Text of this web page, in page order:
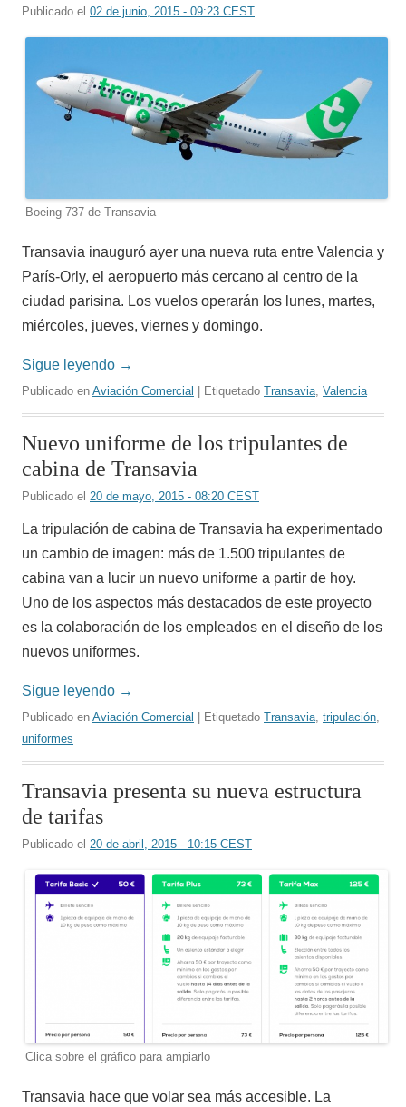
Publicado el 02 de junio, 2015 - 09:23 CEST
Boeing 737 de Transavia
Transavia inauguró ayer una nueva ruta entre Valencia y
París-Orly, el aeropuerto más cercano al centro de la
ciudad parisina. Los vuelos operarán los lunes, martes,
miércoles, jueves, viernes y domingo.
Sigue leyendo →
Publicado en Aviación Comercial | Etiquetado Transavia, Valencia
Nuevo uniforme de los tripulantes de
cabina de Transavia
Publicado el 20 de mayo, 2015 - 08:20 CEST
La tripulación de cabina de Transavia ha experimentado
un cambio de imagen: más de 1.500 tripulantes de
cabina van a lucir un nuevo uniforme a partir de hoy.
Uno de los aspectos más destacados de este proyecto
es la colaboración de los empleados en el diseño de los
nuevos uniformes.
Sigue leyendo →
Publicado en Aviación Comercial | Etiquetado Transavia, tripulación,
uniformes
Transavia presenta su nueva estructura
de tarifas
Publicado el 20 de abril, 2015 - 10:15 CEST
Clica sobre el gráfico para ampiarlo
Transavia hace que volar sea más accesible. La